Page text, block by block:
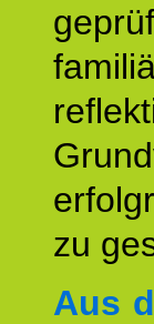
zu
Aus